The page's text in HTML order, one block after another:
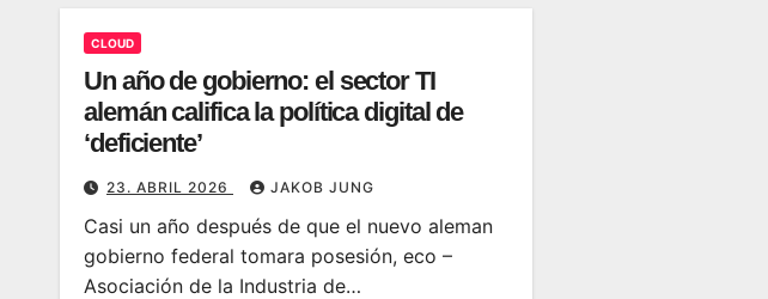
CLOUD
Un año de gobierno: el sector TI
alemán califica la política digital de
‘deficiente’
23. ABRIL 2026 JAKOB JUNG
Casi un año después de que el nuevo aleman
gobierno federal tomara posesión, eco –
Asociación de la Industria de…